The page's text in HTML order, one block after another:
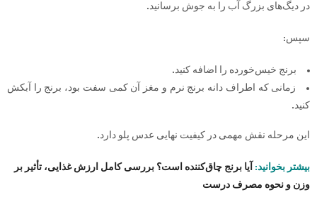
در دیگ‌های بزرگ آب را به جوش برسانید.
سپس:
برنج خیس‌خورده را اضافه کنید.
زمانی که اطراف دانه برنج نرم و مغز آن کمی سفت بود، برنج را آبکش
کنید.
این مرحله نقش مهمی در کیفیت نهایی عدس پلو دارد.
بیشتر بخوانید: آیا برنج چاق‌کننده است؟ بررسی کامل ارزش غذایی، تأثیر بر
وزن و نحوه مصرف درست